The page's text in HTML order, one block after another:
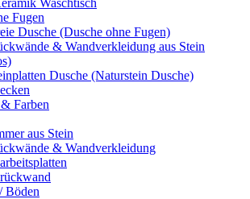
Waschtisch
Fugen
Dusche (Dusche ohne Fugen)
& Wandverkleidung aus Stein
Dusche (Naturstein Dusche)
Farben
aus Stein
& Wandverkleidung
Böden